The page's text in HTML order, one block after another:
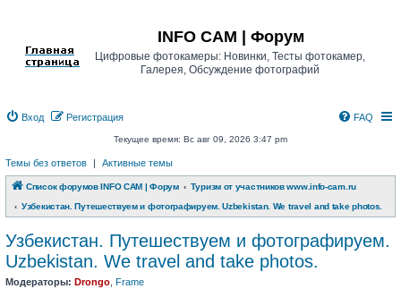
INFO CAM | Форум
Цифровые фотокамеры: Новинки, Тесты фотокамер,
Галерея, Обсуждение фотографий
Вход Регистрация FAQ
Текущее время: Вс авг 09, 2026 3:47 pm
Темы без ответов | Активные темы
Список форумов INFO CAM | Форум
Туризм от участников www.info-cam.ru
Узбекистан. Путешествуем и фотографируем. Uzbekistan. We travel and take photos.
Узбекистан. Путешествуем и фотографируем.
Uzbekistan. We travel and take photos.
Модераторы: Drongo Frame